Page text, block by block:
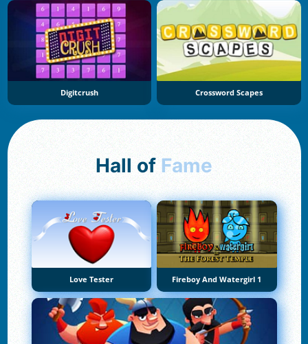
Digitcrush Crossword Scapes
Hall of Fame
Love Tester Fireboy And Watergirl 1